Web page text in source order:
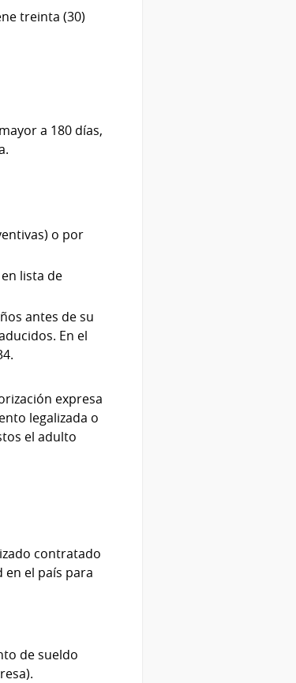
treinta (30)
a 180 días,
o por
lista de
antes de su
En el
expresa
legalizada o
el adulto
contratado
el país para
de sueldo